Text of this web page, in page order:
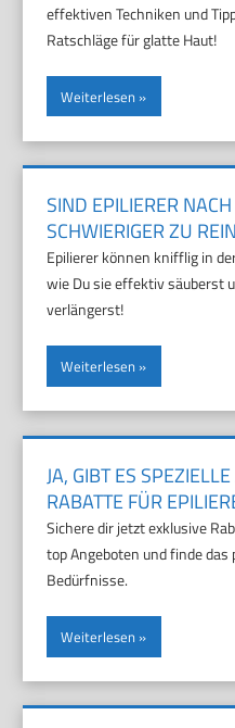
effektiven Techniken und
Ratschläge für glatte Haut!
Weiterlesen
SIND EPILIERER
SCHWIERIGER ZU
Epilierer können knifflig in
wie Du sie effektiv säuberst
verlängerst!
Weiterlesen
JA, GIBT ES
RABATTE FÜR
Sichere dir jetzt exklusive
top Angeboten und finde
Bedürfnisse.
Weiterlesen